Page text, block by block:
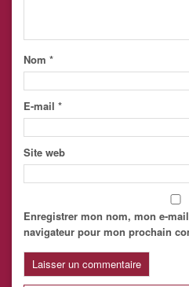
Nom *
E-mail *
Site web
Enregistrer mon nom, mon e-
navigateur pour mon prochain